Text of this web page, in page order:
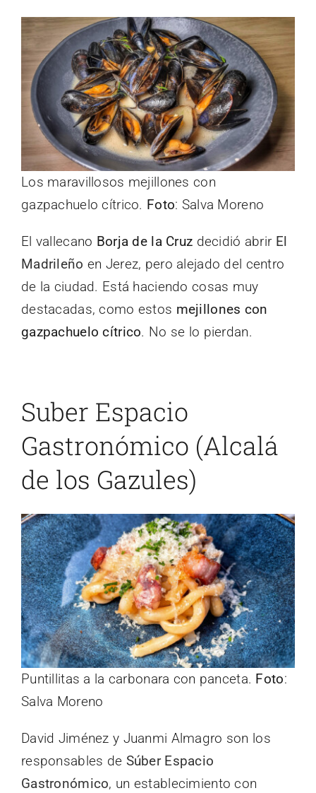
Los maravillosos mejillones con
gazpachuelo cítrico. Foto: Salva Moreno
El vallecano Borja de la Cruz decidió abrir El
Madrileño en Jerez, pero alejado del centro
de la ciudad. Está haciendo cosas muy
destacadas, como estos mejillones con
gazpachuelo cítrico. No se lo pierdan.
Suber Espacio
Gastronómico (Alcalá
de los Gazules)
Puntillitas a la carbonara con panceta. Foto:
Salva Moreno
David Jiménez y Juanmi Almagro son los
responsables de Súber Espacio
Gastronómico, un establecimiento con